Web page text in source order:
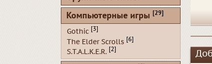
Компьютерные игры [29]
Gothic [3]
The Elder Scrolls [6]
S.T.A.L.K.E.R. [2]